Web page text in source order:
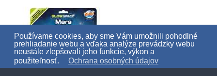
Používame cookies, aby sme Vám umožnili pohodlné
prehliadanie webu a vďaka analýze prevádzky webu
neustále zlepšovali jeho funkcie, výkon a
použiteľnosť.
Ochrana osobných údajov